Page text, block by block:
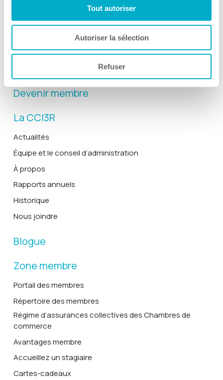
Tout autoriser
Autoriser la sélection
Refuser
Gala Radisson
Solutions RH
Devenir membre
La CCI3R
Actualités
Équipe et le conseil d’administration
À propos
Rapports annuels
Historique
Nous joindre
Blogue
Zone membre
Portail des membres
Répertoire des membres
Régime d’assurances collectives des Chambres de
commerce
Avantages membre
Accueillez un stagiaire
Cartes-cadeaux